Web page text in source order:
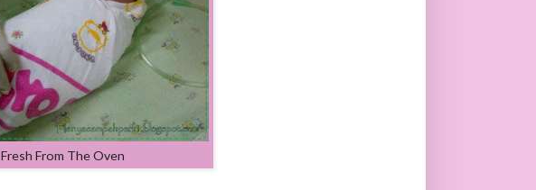
Fresh From The Oven